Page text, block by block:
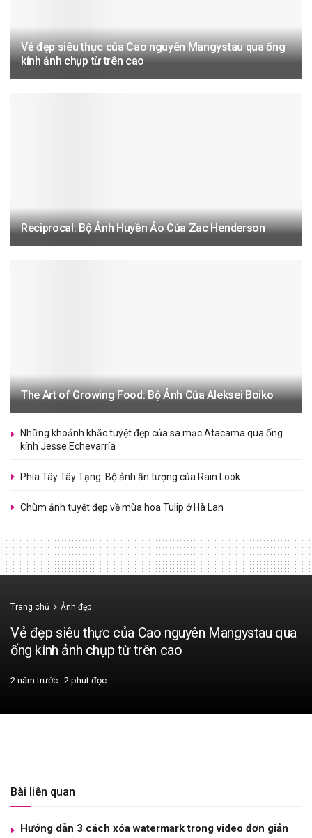
Vẻ đẹp siêu thực của Cao nguyên Mangystau qua ống
kính ảnh chụp từ trên cao
Reciprocal: Bộ Ảnh Huyền Ảo Của Zac Henderson
The Art of Growing Food: Bộ Ảnh Của Aleksei Boiko
Những khoảnh khắc tuyệt đẹp của sa mạc Atacama qua ống
kính Jesse Echevarría
Phía Tây Tây Tạng: Bộ ảnh ấn tượng của Rain Look
Chùm ảnh tuyệt đẹp về mùa hoa Tulip ở Hà Lan
Trang chủ Ảnh đẹp
Vẻ đẹp siêu thực của Cao nguyên Mangystau qua
ống kính ảnh chụp từ trên cao
2 năm trước 2 phút đọc
Bài liên quan
Hướng dẫn 3 cách xóa watermark trong video đơn giản